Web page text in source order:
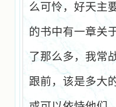
么可怜，好天主
的书中有一章关
了那么多，我常
跟前，该是多大